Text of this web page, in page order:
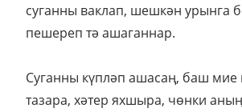
суганны ваклап, шешкән урынга
пешереп тә ашаганнар.
Суганны күпләп ашасаң, баш мие
тазара, хәтер яхшыра, чөнки аның